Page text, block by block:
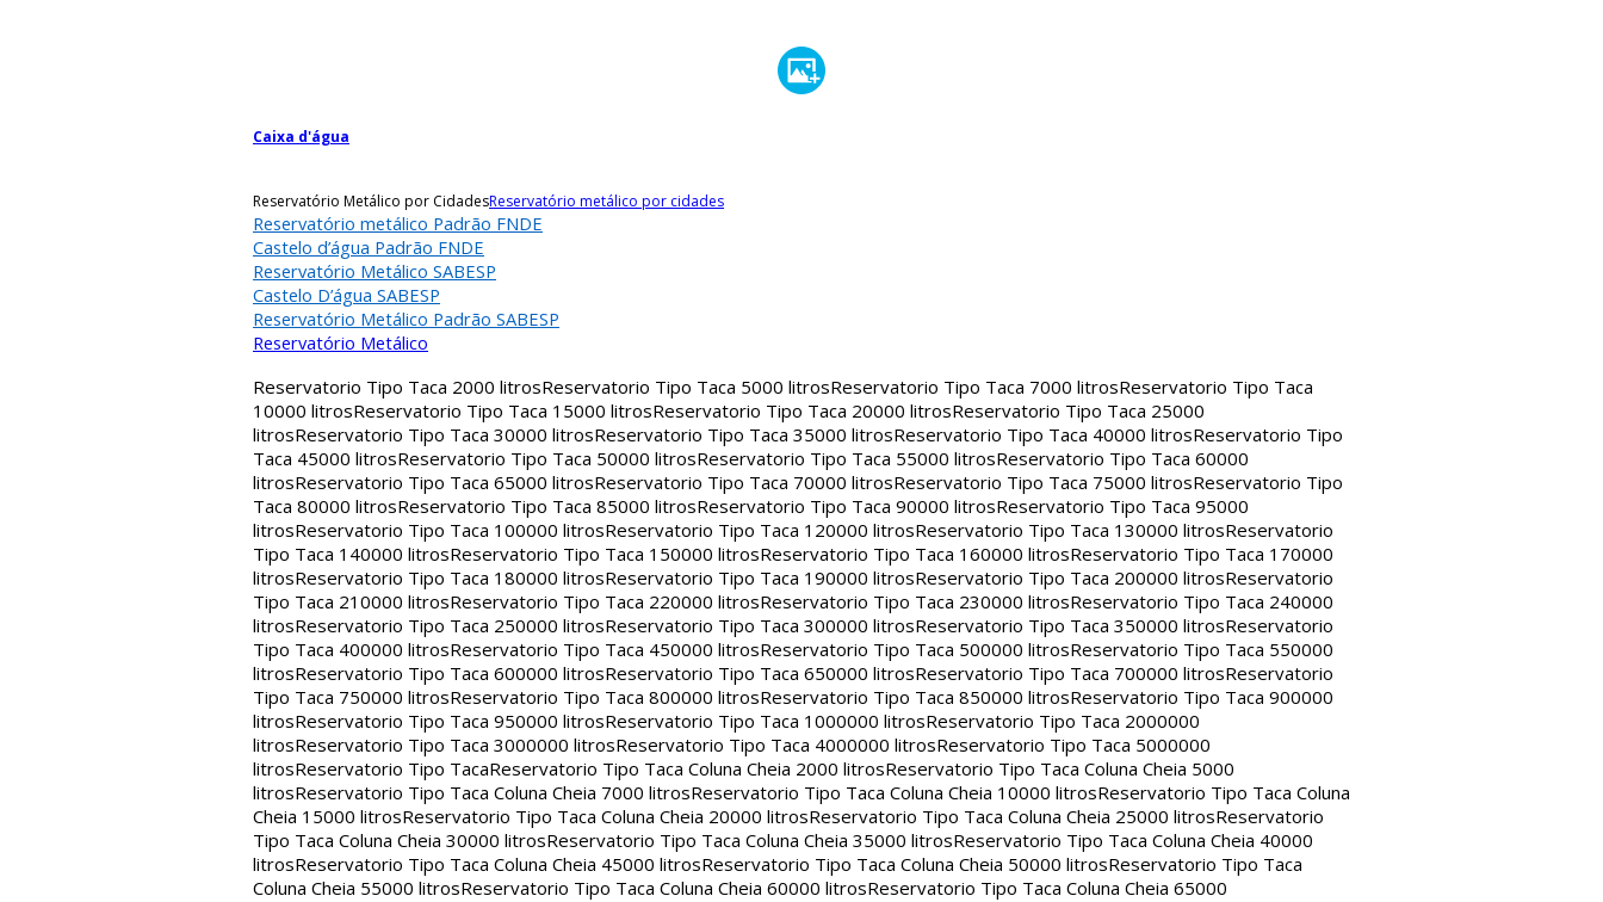
Caixa d'água
Reservatório Metálico por CidadesReservatório metálico por cidades
Reservatório metálico Padrão FNDE
Castelo d’água Padrão FNDE
Reservatório Metálico SABESP
Castelo D’água SABESP
Reservatório Metálico Padrão SABESP
Reservatório Metálico
Reservatorio Tipo Taca 2000 litrosReservatorio Tipo Taca 5000 litrosReservatorio Tipo Taca 7000 litrosReservatorio Tipo Taca
10000 litrosReservatorio Tipo Taca 15000 litrosReservatorio Tipo Taca 20000 litrosReservatorio Tipo Taca 25000
litrosReservatorio Tipo Taca 30000 litrosReservatorio Tipo Taca 35000 litrosReservatorio Tipo Taca 40000 litrosReservatorio Tipo
Taca 45000 litrosReservatorio Tipo Taca 50000 litrosReservatorio Tipo Taca 55000 litrosReservatorio Tipo Taca 60000
litrosReservatorio Tipo Taca 65000 litrosReservatorio Tipo Taca 70000 litrosReservatorio Tipo Taca 75000 litrosReservatorio Tipo
Taca 80000 litrosReservatorio Tipo Taca 85000 litrosReservatorio Tipo Taca 90000 litrosReservatorio Tipo Taca 95000
litrosReservatorio Tipo Taca 100000 litrosReservatorio Tipo Taca 120000 litrosReservatorio Tipo Taca 130000 litrosReservatorio
Tipo Taca 140000 litrosReservatorio Tipo Taca 150000 litrosReservatorio Tipo Taca 160000 litrosReservatorio Tipo Taca 170000
litrosReservatorio Tipo Taca 180000 litrosReservatorio Tipo Taca 190000 litrosReservatorio Tipo Taca 200000 litrosReservatorio
Tipo Taca 210000 litrosReservatorio Tipo Taca 220000 litrosReservatorio Tipo Taca 230000 litrosReservatorio Tipo Taca 240000
litrosReservatorio Tipo Taca 250000 litrosReservatorio Tipo Taca 300000 litrosReservatorio Tipo Taca 350000 litrosReservatorio
Tipo Taca 400000 litrosReservatorio Tipo Taca 450000 litrosReservatorio Tipo Taca 500000 litrosReservatorio Tipo Taca 550000
litrosReservatorio Tipo Taca 600000 litrosReservatorio Tipo Taca 650000 litrosReservatorio Tipo Taca 700000 litrosReservatorio
Tipo Taca 750000 litrosReservatorio Tipo Taca 800000 litrosReservatorio Tipo Taca 850000 litrosReservatorio Tipo Taca 900000
litrosReservatorio Tipo Taca 950000 litrosReservatorio Tipo Taca 1000000 litrosReservatorio Tipo Taca 2000000
litrosReservatorio Tipo Taca 3000000 litrosReservatorio Tipo Taca 4000000 litrosReservatorio Tipo Taca 5000000
litrosReservatorio Tipo TacaReservatorio Tipo Taca Coluna Cheia 2000 litrosReservatorio Tipo Taca Coluna Cheia 5000
litrosReservatorio Tipo Taca Coluna Cheia 7000 litrosReservatorio Tipo Taca Coluna Cheia 10000 litrosReservatorio Tipo Taca Coluna
Cheia 15000 litrosReservatorio Tipo Taca Coluna Cheia 20000 litrosReservatorio Tipo Taca Coluna Cheia 25000 litrosReservatorio
Tipo Taca Coluna Cheia 30000 litrosReservatorio Tipo Taca Coluna Cheia 35000 litrosReservatorio Tipo Taca Coluna Cheia 40000
litrosReservatorio Tipo Taca Coluna Cheia 45000 litrosReservatorio Tipo Taca Coluna Cheia 50000 litrosReservatorio Tipo Taca
Coluna Cheia 55000 litrosReservatorio Tipo Taca Coluna Cheia 60000 litrosReservatorio Tipo Taca Coluna Cheia 65000